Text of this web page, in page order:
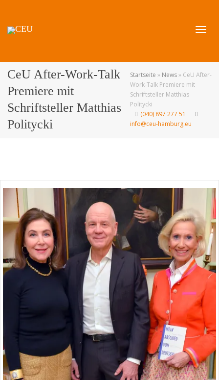
CeU After-Work-Talk
Premiere mit
Schriftsteller Matthias
Politycki
Startseite » News» CeU After-
Work-Talk Premiere mit
Schriftsteller Matthias
Politycki
(040) 897 277 51
info@ceu-hamburg.eu